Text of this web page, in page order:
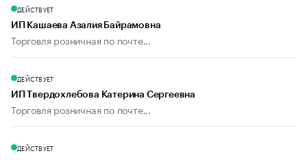
ДЕЙСТВУЕТ
ИП Кашаева Азалия Байрамовна
Торговля розничная по почте...
ДЕЙСТВУЕТ
ИП Твердохлебова Катерина Сергеевна
Торговля розничная по почте...
ДЕЙСТВУЕТ